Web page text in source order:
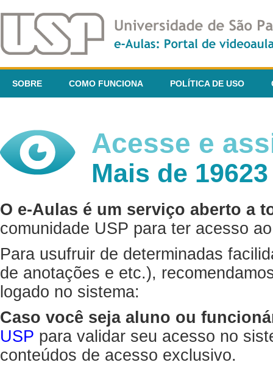
SOBRE COMO FUNCIONA POLÍTICA DE USO
Acesse e
Mais de
O e-Aulas é um serviço aberto a
comunidade USP para ter acesso
Para usufruir de determinadas
de anotações e etc.),
logado no sistema:
Caso você seja aluno ou
USP para validar seu acesso no
conteúdos de acesso exclusivo.